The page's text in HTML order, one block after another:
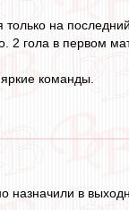
на
гола в первом
команды.
в